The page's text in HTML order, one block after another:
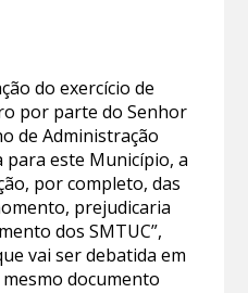
do exercício de
por parte do Senhor
de Administração
este Município, a
por completo, das
prejudicaria
dos SMTUC”,
vai ser debatida em
mesmo documento